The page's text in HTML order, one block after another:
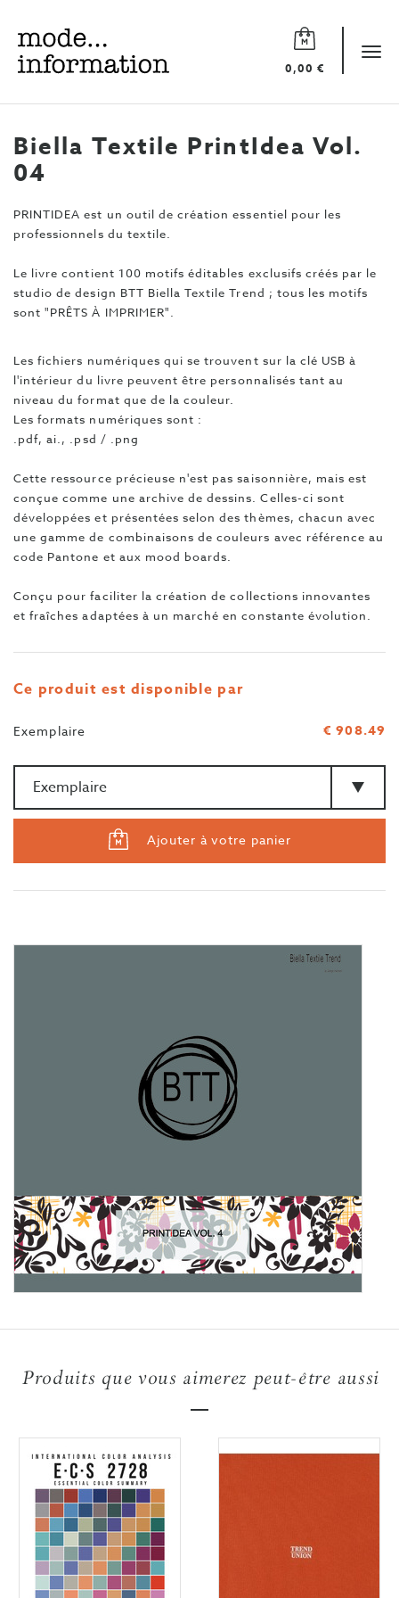
0,00 €
Mode
information
Biella Textile PrintIdea Vol.
04
PRINTIDEA est un outil de création essentiel pour les
professionnels du textile.
Le livre contient 100 motifs éditables exclusifs créés par le
studio de design BTT Biella Textile Trend ; tous les motifs
sont "PRÊTS À IMPRIMER".
Les fichiers numériques qui se trouvent sur la clé USB à
l'intérieur du livre peuvent être personnalisés tant au
niveau du format que de la couleur.
Les formats numériques sont :
.pdf, ai., .psd / .png
Cette ressource précieuse n'est pas saisonnière, mais est
conçue comme une archive de dessins. Celles-ci sont
développées et présentées selon des thèmes, chacun avec
une gamme de combinaisons de couleurs avec référence au
code Pantone et aux mood boards.
Conçu pour faciliter la création de collections innovantes
et fraîches adaptées à un marché en constante évolution.
Ce produit est disponible par
Exemplaire
€ 908.49
Ajouter à votre panier
Produits que vous aimerez peut-être aussi